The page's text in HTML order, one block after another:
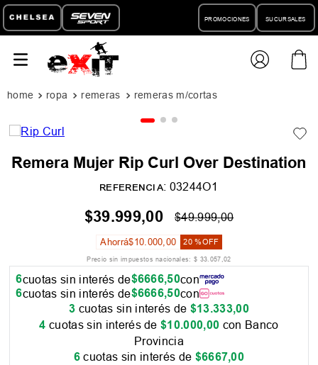
PROMOCIONES SUCURSALES
ropa remeras remeras m/cortas
Remera Mujer Rip Curl Over Destination
REFERENCIA: 03244O1
$39.999,00 $49.999,00
Ahorrá$10.000,00 20 %OFF
Precio sin impuestos nacionales: $ 33.057,02
6cuotas sin interés de$6666,50con
6cuotas sin interés de$6666,50con
3 cuotas sin interés de $13.333,00
4 cuotas sin interés de$10.000,00 con Banco
Provincia
6 cuotas sin interés de $6667,00